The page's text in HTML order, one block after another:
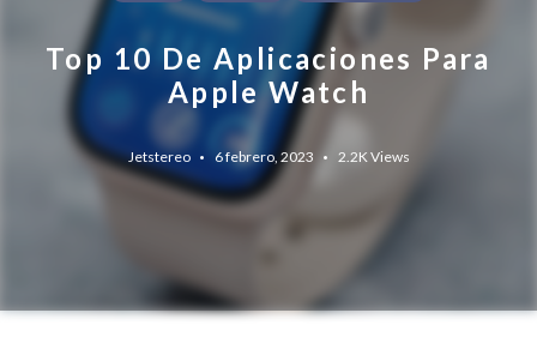
Top 10 De Aplicaciones Para
Apple Watch
Jetstereo 6 febrero, 2023 2.2K Views